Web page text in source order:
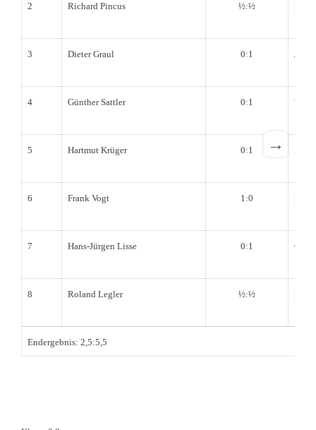
2 Richard Pincus ½:½ Felix
3 Dieter Graul 0:1 Jan
4 Günther Sattler 0:1
5 Hartmut Krüger 0:1 Arne
6 Frank Vogt 1:0
7 Hans-Jürgen Lisse 0:1
8 Roland Legler ½:½
Endergebnis: 2,5:5,5
→